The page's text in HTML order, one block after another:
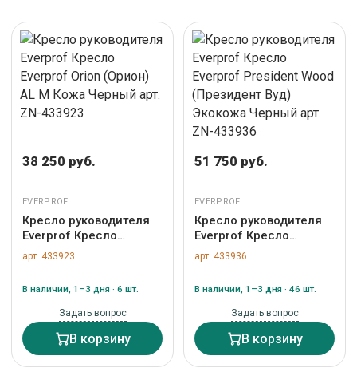
38 250 руб.
EVERPROF
Кресло руководителя
Everprof Кресло
Everprof Orion (Орион)
AL M Кожа Черный арт.
арт. 433923
В наличии, 1–3 дня · 6 шт.
Задать вопрос
В корзину
51 750 руб.
EVERPROF
Кресло руководителя
Everprof Кресло
Everprof President
Wood (Президент Вуд)
ZN-433936
арт. 433936
В наличии, 1–3 дня · 46 шт.
Задать вопрос
В корзину